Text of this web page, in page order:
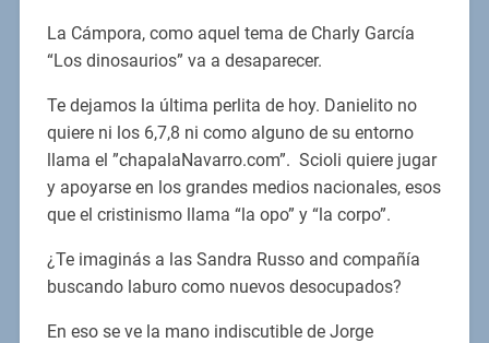
La Cámpora, como aquel tema de Charly García
“Los dinosaurios” va a desaparecer.
Te dejamos la última perlita de hoy. Danielito no
quiere ni los 6,7,8 ni como alguno de su entorno
llama el ”chapalaNavarro.com”. Scioli quiere jugar
y apoyarse en los grandes medios nacionales, esos
que el cristinismo llama “la opo” y “la corpo”.
¿Te imaginás a las Sandra Russo and compañía
buscando laburo como nuevos desocupados?
En eso se ve la mano indiscutible de Jorge